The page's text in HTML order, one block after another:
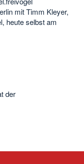
mit Timm Kleyer,
heute selbst am
der